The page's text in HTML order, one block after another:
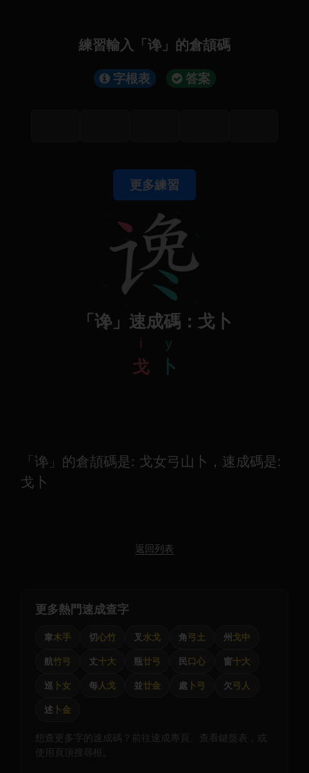
練習輸入「谗」的倉頡碼
字根表 答案
更多練習
「谗」速成碼：戈卜
i
戈
y
卜
「谗」的倉頡碼是: 戈女弓山卜，速成碼是:
戈卜
返回列表
更多熱門速成查字
韋木手 切心竹 叉 水戈 角弓土 州 戈中
航竹弓 丈十大 瓶廿弓 民口心 窗十大
巡 卜女 每人戈 並廿金 處 卜弓 欠弓人
述 卜金
想查更多字的速成碼？前往速成專頁、查看鍵盤表，或
使用頁頂搜尋框。